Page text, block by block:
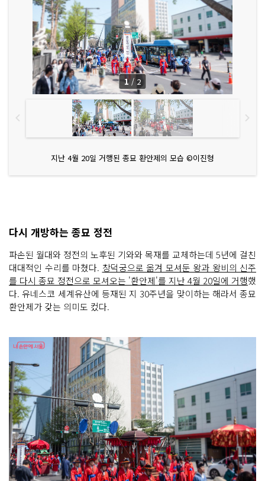
지난 4월 20일 거행된 종묘 환안제의 모습 ©이진형
1 / 2
다시 개방하는 종묘 정전
파손된 월대와 정전의 노후된 기와와 목재를 교체하는데 5년에 걸친
대대적인 수리를 마쳤다. 창덕궁으로 옮겨 모셔둔 왕과 왕비의 신주
를 다시 종묘 정전으로 모셔오는 '환안제'를 지난 4월 20일에 거행했
다. 유네스코 세계유산에 등재된 지 30주년을 맞이하는 해라서 종묘
환안제가 갖는 의미도 컸다.